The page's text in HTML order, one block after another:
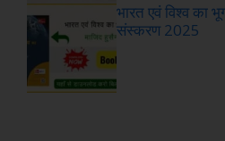
भारत एवं विश्व का
संस्करण 2025